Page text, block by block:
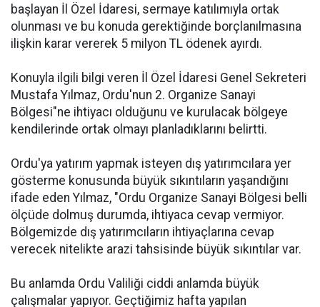
başlayan İl Özel İdaresi, sermaye katılımıyla ortak
olunması ve bu konuda gerektiğinde borçlanılmasına
ilişkin karar vererek 5 milyon TL ödenek ayırdı.
Konuyla ilgili bilgi veren İl Özel İdaresi Genel Sekreteri
Mustafa Yılmaz, Ordu'nun 2. Organize Sanayi
Bölgesi"ne ihtiyacı olduğunu ve kurulacak bölgeye
kendilerinde ortak olmayı planladıklarını belirtti.
Ordu'ya yatırım yapmak isteyen dış yatırımcılara yer
gösterme konusunda büyük sıkıntıların yaşandığını
ifade eden Yılmaz, "Ordu Organize Sanayi Bölgesi belli
ölçüde dolmuş durumda, ihtiyaca cevap vermiyor.
Bölgemizde dış yatırımcıların ihtiyaçlarına cevap
verecek nitelikte arazi tahsisinde büyük sıkıntılar var.
Bu anlamda Ordu Valiliği ciddi anlamda büyük
çalışmalar yapıyor. Geçtiğimiz hafta yapılan